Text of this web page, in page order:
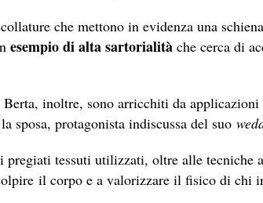
che mettono in evidenza una
esempio di alta sartorialità che cerca di
inoltre, sono arricchiti da
sposa, protagonista indiscussa del suo
tessuti utilizzati, oltre alle tecniche
il corpo e a valorizzare il fisico di chi